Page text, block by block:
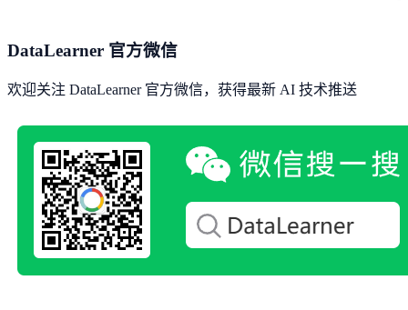
DataLearner 官方微信
欢迎关注 DataLearner 官方微信，获得最新 AI 技术推送